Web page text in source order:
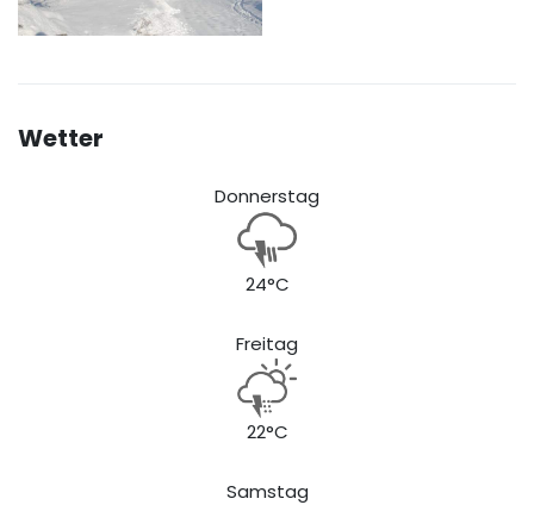
Wetter
Donnerstag
24°C
Freitag
22°C
Samstag